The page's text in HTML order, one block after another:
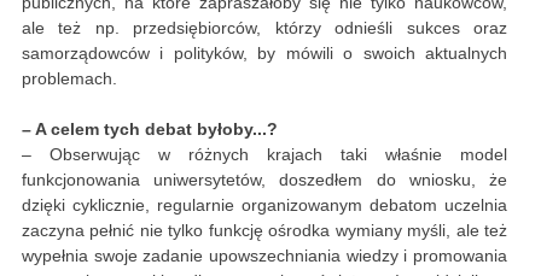
ale też np. przedsiębiorców, którzy odnieśli sukces oraz
samorządowców i polityków, by mówili o swoich aktualnych
problemach.
– A celem tych debat byłoby...?
– Obserwując w różnych krajach taki właśnie model
funkcjonowania uniwersytetów, doszedłem do wniosku, że
dzięki cyklicznie, regularnie organizowanym debatom uczelnia
zaczyna pełnić nie tylko funkcję ośrodka wymiany myśli, ale też
wypełnia swoje zadanie upowszechniania wiedzy i promowania